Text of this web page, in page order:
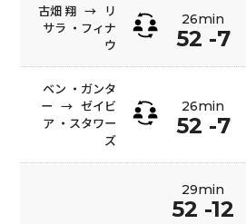
古畑 翔 →
リ
サラ ・フィナ
ウ
26min
52 -7
ベン ・ガンタ
ー → ゼイビ
ア ・スタワー
ズ
26min
52 -7
29min
52 -12